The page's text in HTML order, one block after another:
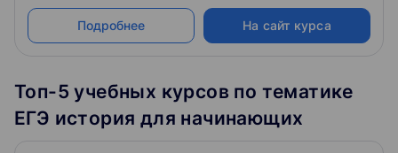
Подробнее На сайт курса
Топ-5 учебных курсов по тематике
ЕГЭ история для начинающих